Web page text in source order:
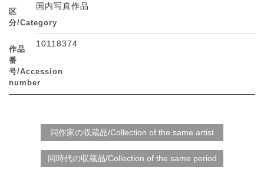
区
分/Category
国内写真作品
作品
番
号/Accession
number
10118374